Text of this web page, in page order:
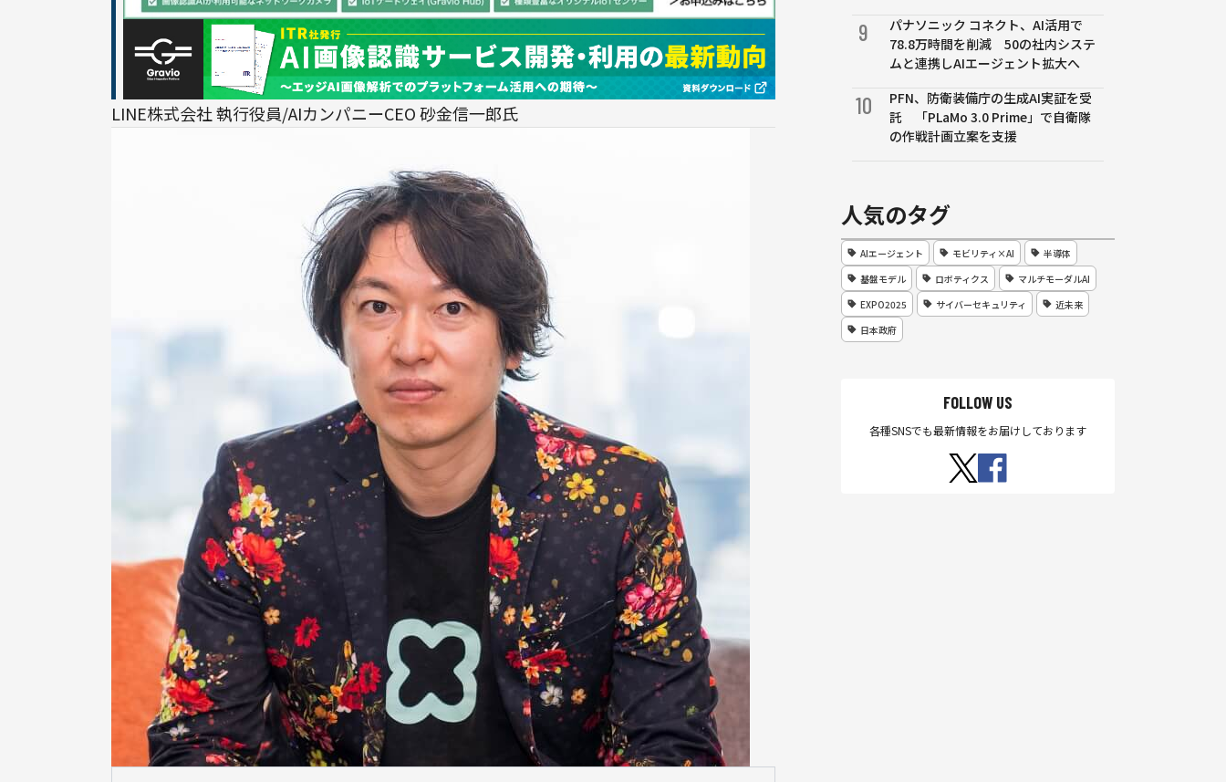
LINE株式会社 執行役員/AIカンパニーCEO 砂金信一郎氏
9
パナソニック コネクト、AI活用で
78.8万時間を削減 50の社内システ
ムと連携しAIエージェント拡大へ
10
PFN、防衛装備庁の生成AI実証を受
託 「PLaMo 3.0 Prime」で自衛隊
の作戦計画立案を支援
人気のタグ
AIエージェント モビリティ×AI
半導体
基盤モデル
ロボティクス
マルチモーダルAI
EXPO2025
サイバーセキュリティ
近未来
日本政府
FOLLOW US
各種SNSでも最新情報をお届けしております